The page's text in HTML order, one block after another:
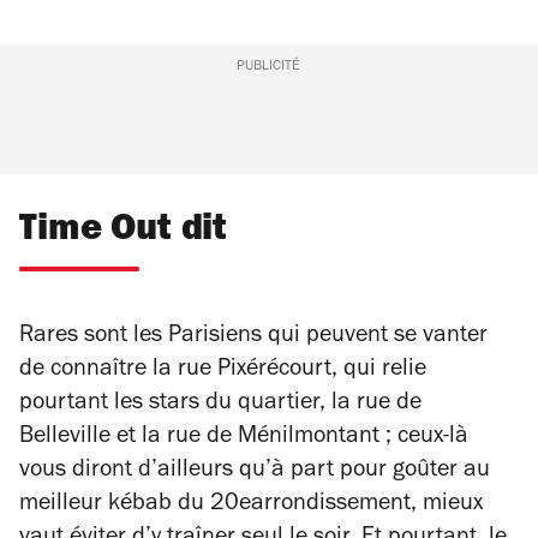
PUBLICITÉ
Time Out dit
Rares sont les Parisiens qui peuvent se vanter
de connaître la rue Pixérécourt, qui relie
pourtant les stars du quartier, la rue de
Belleville et la rue de Ménilmontant ; ceux-là
vous diront d’ailleurs qu’à part pour goûter au
meilleur kébab du 20earrondissement, mieux